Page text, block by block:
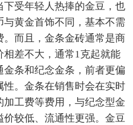
受年轻人热捧的金豆，也
黄金首饰不同，基本不需
而且，金条金砖通常是商
差不大，通常1克起就能
条和纪念金条，前者更偏
。金条在销售时会在实时
工费等费用，与纪念型金
较低、流通性更强。金豆